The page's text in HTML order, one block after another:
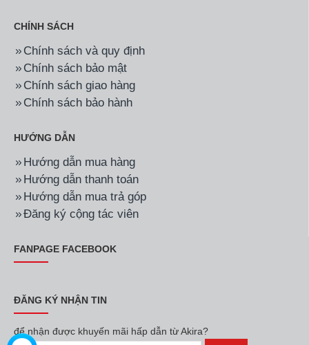
CHÍNH SÁCH
Chính sách và quy định
Chính sách bảo mật
Chính sách giao hàng
Chính sách bảo hành
HƯỚNG DẪN
Hướng dẫn mua hàng
Hướng dẫn thanh toán
Hướng dẫn mua trả góp
Đăng ký cộng tác viên
FANPAGE FACEBOOK
ĐĂNG KÝ NHẬN TIN
để nhận được khuyến mãi hấp dẫn từ Akira?